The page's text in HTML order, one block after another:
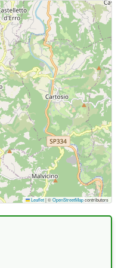
Leaflet|©OpenStreetMapcontributors